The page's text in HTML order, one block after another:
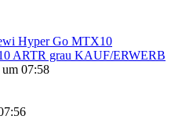
Hyper Go MTX10
ARTR grau KAUF/ERWERB
07:58